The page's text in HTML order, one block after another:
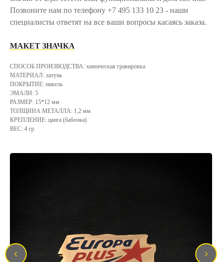
Позвоните нам по телефону +7 495 133 10 23 - наши
специалисты ответят на все ваши вопросы касаясь заказа.
МАКЕТ ЗНАЧКА
СПОСОБ ПРОИЗВОДСТВА: химическая гравировка
МАТЕРИАЛ: латунь
ПОКРЫТИЕ: никель
ЭМАЛИ: 5
РАЗМЕР: 15*12 мм
ТОЛЩИНА МЕТАЛЛА: 1,2 мм
КРЕПЛЕНИЕ: цанга (бабочка)
ВЕС: 4 гр